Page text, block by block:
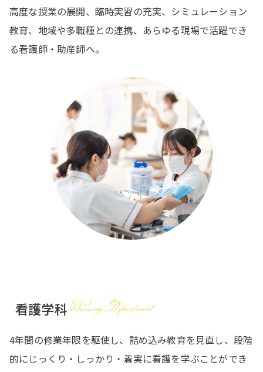
⾼度な授業の展開、臨時実習の充実、シミュレーション
教育、地域や多職種との連携、あらゆる現場で活躍でき
る看護師・助産師へ。
看護学科Nursing Department
4年間の修業年限を駆使し、詰め込み教育を見直し、段階
的にじっくり・しっかり・着実に看護を学ぶことができ